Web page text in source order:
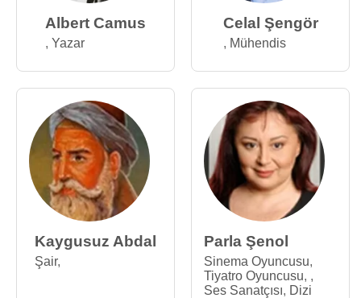
Albert Camus
, Yazar
Celal Şengör
, Mühendis
Kaygusuz Abdal
Şair,
Parla Şenol
Sinema Oyuncusu,
Tiyatro Oyuncusu, ,
Ses Sanatçısı, Dizi